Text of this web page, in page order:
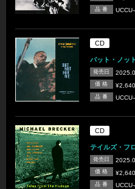
品 番
CD
バット・ノッ
発売日
価 格
品 番
CD
テイルズ・フ
発売日
価 格
品 番